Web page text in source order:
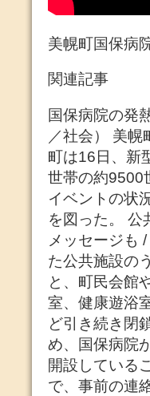
美幌町国保病
関連記事
国保病院の発
／社会） 美
町は16日、新
世帯の約9500
イベントの状
を図った。 公
メッセージも
た公共施設の
と、町民会館
室、健康遊浴
ど引き続き閉
め、国保病院
開設している
で、事前の連